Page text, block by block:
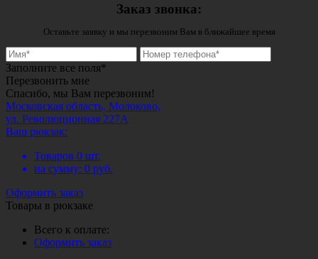
Заказ звонка:
Оставьте заявку и мы перезвоним Вам в ближайшее время
Заполните все поля*
Перезвонить мне
Спасибо, мы Вам перезвоним!
Московская область, Молоково,
ул. Революционная 227А
Ваш рюкзак:
Товаров 0 шт.
на сумму: 0 руб.
Оформить заказ
Товары в рюкзаке
Всего к оплате:
Оформить заказ